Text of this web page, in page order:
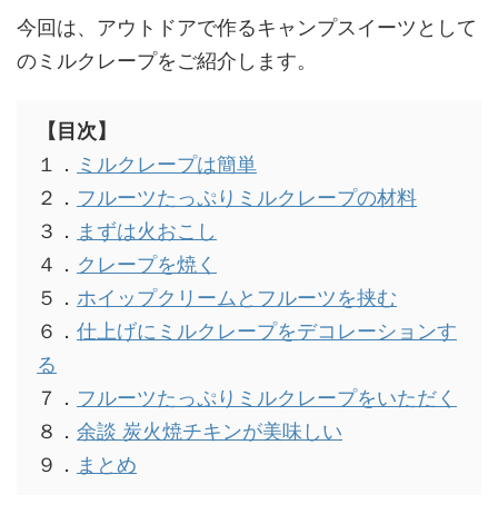
今回は、アウトドアで作るキャンプスイーツとして
のミルクレープをご紹介します。
【目次】
１． ミルクレープは簡単
２． フルーツたっぷりミルクレープの材料
３． まずは火おこし
４． クレープを焼く
５． ホイップクリームとフルーツを挟む
６． 仕上げにミルクレープをデコレーションす
る
７． フルーツたっぷりミルクレープをいただく
８． 余談 炭火焼チキンが美味しい
９． まとめ